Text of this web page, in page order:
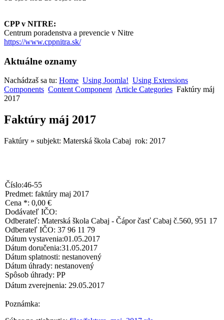
CPP v NITRE:
Centrum poradenstva a prevencie v Nitre
https://www.cppnitra.sk/
Aktuálne oznamy
Nachádzaš sa tu: Home Using Joomla! Using Extensions
Components Content Component Article Categories Faktúry máj
2017
Faktúry máj 2017
Faktúry » subjekt: Materská škola Cabaj rok: 2017
Číslo:46-55
Predmet: faktúry maj 2017
Cena *: 0,00 €
Dodávateľ IČO:
Odberateľ: Materská škola Cabaj - Čápor časť Cabaj č.560, 951 17
Odberateľ IČO: 37 96 11 79
Dátum vystavenia:01.05.2017
Dátum doručenia:31.05.2017
Dátum splatnosti: nestanovený
Dátum úhrady: nestanovený
Spôsob úhrady: PP
Dátum zverejnenia: 29.05.2017
Poznámka: